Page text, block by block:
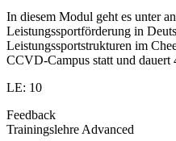
In diesem Modul geht es unter
Leistungssportförderung in
Leistungssportstrukturen im
CCVD-Campus statt und
LE: 10
Feedback
Trainingslehre Advanced